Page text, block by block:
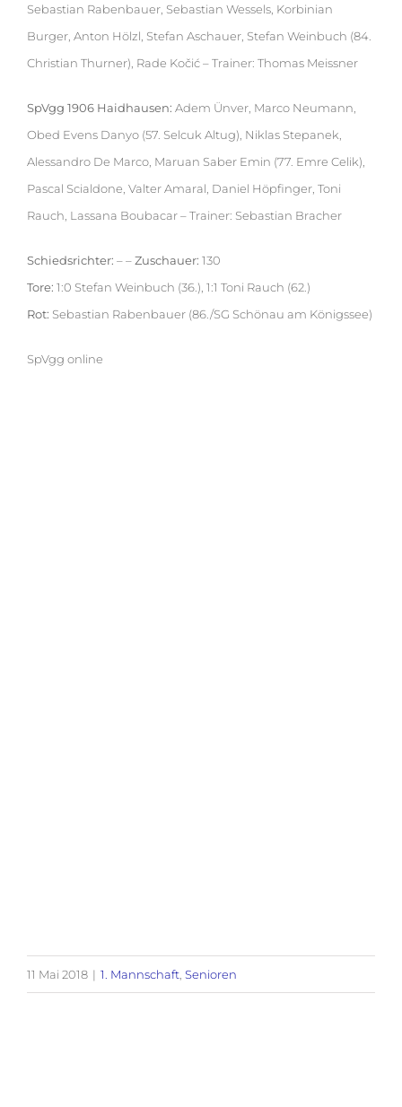
Sebastian Rabenbauer, Sebastian Wessels, Korbinian
Burger, Anton Hölzl, Stefan Aschauer, Stefan Weinbuch (84.
Christian Thurner), Rade Kočić – Trainer: Thomas Meissner
SpVgg 1906 Haidhausen: Adem Ünver, Marco Neumann,
Obed Evens Danyo (57. Selcuk Altug), Niklas Stepanek,
Alessandro De Marco, Maruan Saber Emin (77. Emre Celik),
Pascal Scialdone, Valter Amaral, Daniel Höpfinger, Toni
Rauch, Lassana Boubacar – Trainer: Sebastian Bracher
Schiedsrichter: – –Zuschauer: 130
Tore: 1:0 Stefan Weinbuch (36.), 1:1 Toni Rauch (62.)
Rot: Sebastian Rabenbauer (86./SG Schönau am Königssee)
SpVgg online
11 Mai 2018 | 1. Mannschaft Senioren